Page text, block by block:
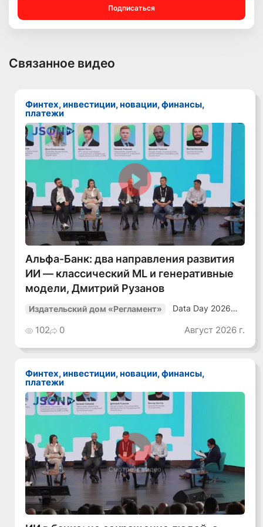
Подписаться
Связанное видео
Финтех, инвестиции, новации, финансы,
платежи
Смотреть видео
Альфа-Банк: два направления развития
ИИ — классический ML и генеративные
модели, Дмитрий Рузанов
Издательский дом «Регламент»
Data Day 2026
Как сохранять
уверенный курс
среде»
102 0 Август 2026 г.
Финтех, инвестиции, новации, финансы,
платежи
Смотреть видео